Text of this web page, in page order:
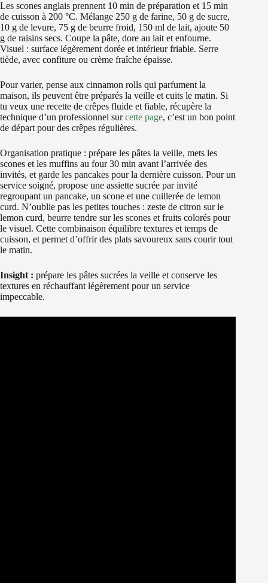
Les scones anglais prennent 10 min de préparation et 15 min
de cuisson à 200 °C. Mélange 250 g de farine, 50 g de sucre,
10 g de levure, 75 g de beurre froid, 150 ml de lait, ajoute 50
g de raisins secs. Coupe la pâte, dore au lait et enfourne.
Visuel : surface légèrement dorée et intérieur friable. Serre
tiède, avec confiture ou crème fraîche épaisse.
Pour varier, pense aux cinnamon rolls qui parfument la
maison, ils peuvent être préparés la veille et cuits le matin. Si
tu veux une recette de crêpes fluide et fiable, récupère la
technique d’un professionnel surcette page, c’est un bon point
de départ pour des crêpes régulières.
Organisation pratique : prépare les pâtes la veille, mets les
scones et les muffins au four 30 min avant l’arrivée des
invités, et garde les pancakes pour la dernière cuisson. Pour un
service soigné, propose une assiette sucrée par invité
regroupant un pancake, un scone et une cuillerée de lemon
curd. N’oublie pas les petites touches : zeste de citron sur le
lemon curd, beurre tendre sur les scones et fruits colorés pour
le visuel. Cette combinaison équilibre textures et temps de
cuisson, et permet d’offrir des plats savoureux sans courir tout
le matin.
Insight : prépare les pâtes sucrées la veille et conserve les
textures en réchauffant légèrement pour un service
impeccable.